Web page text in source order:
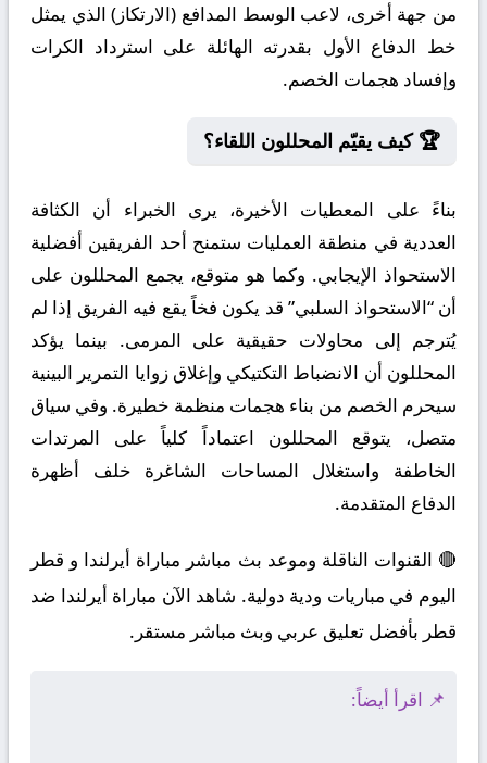
من جهة أخرى، لاعب الوسط المدافع (الارتكاز) الذي يمثل
خط الدفاع الأول بقدرته الهائلة على استرداد الكرات
وإفساد هجمات الخصم.
🏆 كيف يقيّم المحللون اللقاء؟
بناءً على المعطيات الأخيرة، يرى الخبراء أن الكثافة
العددية في منطقة العمليات ستمنح أحد الفريقين أفضلية
الاستحواذ الإيجابي. وكما هو متوقع، يجمع المحللون على
أن “الاستحواذ السلبي” قد يكون فخاً يقع فيه الفريق إذا لم
يُترجم إلى محاولات حقيقية على المرمى. بينما يؤكد
المحللون أن الانضباط التكتيكي وإغلاق زوايا التمرير البينية
سيحرم الخصم من بناء هجمات منظمة خطيرة. وفي سياق
متصل، يتوقع المحللون اعتماداً كلياً على المرتدات
الخاطفة واستغلال المساحات الشاغرة خلف أظهرة
الدفاع المتقدمة.
🔴 القنوات الناقلة وموعد بث مباشر مباراة أيرلندا و قطر
اليوم في مباريات ودية دولية. شاهد الآن مباراة أيرلندا ضد
قطر بأفضل تعليق عربي وبث مباشر مستقر.
📌 اقرأ أيضاً: